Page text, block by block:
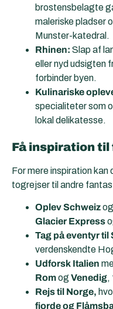
brostensbelagte
maleriske pladser
Munster-katedral.
Rhinen: Slap af
eller nyd udsigten
forbinder byen.
Kulinariske
specialiteter som
lokal delikatesse.
Få inspiration
For mere inspiration
togrejser til andre
Oplev Schweiz
Glacier Express
Tag på eventyr til
verdenskendte
Udforsk Italien
Romog Venedig,
Rejs til Norge,
fjorde og